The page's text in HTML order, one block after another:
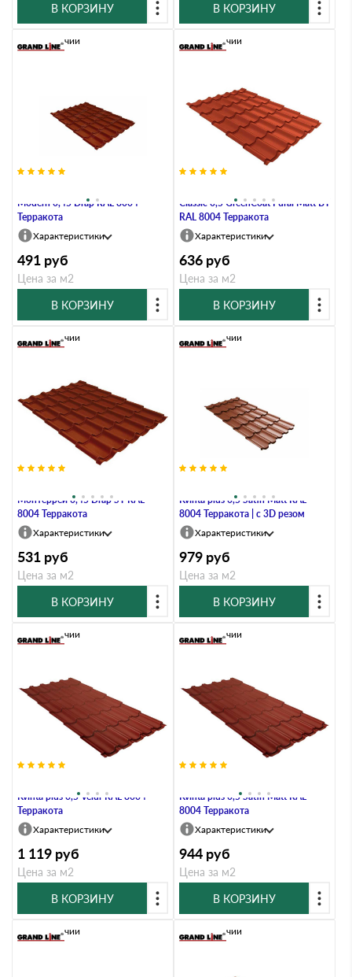
В КОРЗИНУ
В КОРЗИНУ
Modern 0,45 Drap RAL 8004
Терракота
В наличии
Характеристики
491 руб
Цена за м2
В КОРЗИНУ
Classic 0,5 GreenCoat Pural Matt BT
RAL 8004 Терракота
В наличии
Характеристики
636 руб
Цена за м2
В КОРЗИНУ
Монтеррей 0,45 Drap ST RAL
8004 Терракота
В наличии
Характеристики
531 руб
Цена за м2
В КОРЗИНУ
Kvinta plus 0,5 Satin Мatt RAL
8004 Терракота | c 3D резом
В наличии
Характеристики
979 руб
Цена за м2
В КОРЗИНУ
Kvinta plus 0,5 Velur RAL 8004
Терракота
В наличии
Характеристики
1 119 руб
Цена за м2
В КОРЗИНУ
Kvinta plus 0,5 Satin Мatt RAL
8004 Терракота
В наличии
Характеристики
944 руб
Цена за м2
В КОРЗИНУ
В наличии В наличии